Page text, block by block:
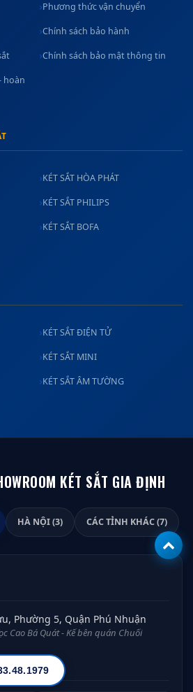
Phương thức vận chuyển
Chính sách bảo hành
Chính sách bảo mật thông tin
hoàn
KÉT SẮT HÒA PHÁT
KÉT SẮT PHILIPS
KÉT SẮT BOFA
KÉT SẮT ĐIỆN TỬ
KÉT SẮT MINI
KÉT SẮT ÂM TƯỜNG
KÉT SẮT GIA ĐỊNH
HÀ NỘI (3) CÁC TỈNH KHÁC (7)
Phường 5, Quận Phú Nhuận
Cao Bá Quát - Kế bên quán Chuối